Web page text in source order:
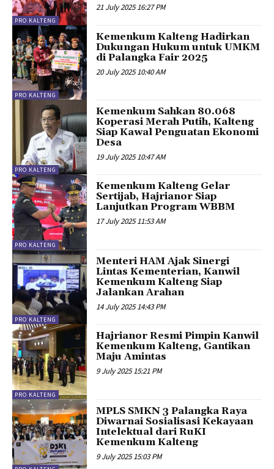
PRO KALTENG
21 July 2025 16:27 PM
PRO KALTENG
Kemenkum Kalteng Hadirkan
Dukungan Hukum untuk UMKM
di Palangka Fair 2025
20 July 2025 10:40 AM
PRO KALTENG
Kemenkum Sahkan 80.068
Koperasi Merah Putih, Kalteng
Siap Kawal Penguatan Ekonomi
Desa
19 July 2025 10:47 AM
PRO KALTENG
Kemenkum Kalteng Gelar
Sertijab, Hajrianor Siap
Lanjutkan Program WBBM
17 July 2025 11:53 AM
PRO KALTENG
Menteri HAM Ajak Sinergi
Lintas Kementerian, Kanwil
Kemenkum Kalteng Siap
Jalankan Arahan
14 July 2025 14:43 PM
PRO KALTENG
Hajrianor Resmi Pimpin Kanwil
Kemenkum Kalteng, Gantikan
Maju Amintas
9 July 2025 15:21 PM
MPLS SMKN 3 Palangka Raya
Diwarnai Sosialisasi Kekayaan
Intelektual dari RuKI
Kemenkum Kalteng
9 July 2025 15:03 PM